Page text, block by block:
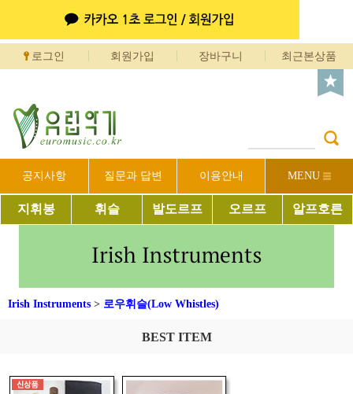
로그인 회원가입 장바구니 최근본상품
공지사항 질문과 답변 이용안내 MENU
지휘봉 휘슬 발도르프 오르프 알프호른
Irish Instruments > 로우휘슬(Low Whistles)
BEST ITEM